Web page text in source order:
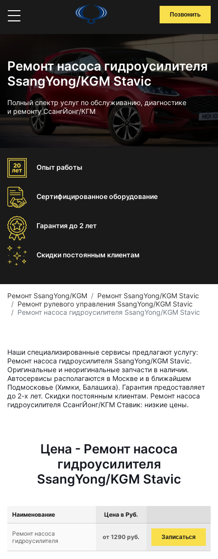
Позвонить
Ремонт насоса гидроусилителя
SsangYong/KGM Stavic
Полный спектр услуг по обслуживанию, диагностике
и ремонту СсангЙонг/КГМ
Опыт работы
Сертифицированноеоборудование
Гарантиядо 2 лет
Скидки постоянным клиентам
Ремонт SsangYong/KGM
Ремонт SsangYong/KGM Stavic
Ремонт рулевого управления SsangYong/KGM Stavic
Ремонт насоса гидроусилителя SsangYong/KGM Stavic
Наши специализированные сервисы предлагают услугу:
Ремонт насоса гидроусилителя SsangYong/KGM Stavic.
Оригинальные и неоригинальные запчасти в наличии.
Автосервисы располагаются в Москве и в ближайшем
Подмосковье (Химки, Балашиха). Гарантия предоставляет
до 2-х лет. Скидки постоянным клиентам. Ремонт насоса
гидроусилителя СсангЙонг/КГМ Ставик: низкие цены.
Цена - Ремонт насоса
гидроусилителя
SsangYong/KGM Stavic
Наименование Цена в Руб.
Ремонт насоса
гидроусилителя
от 1290 руб. Записаться